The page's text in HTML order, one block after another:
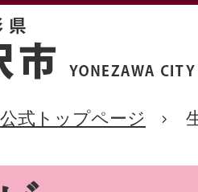
式トップページ